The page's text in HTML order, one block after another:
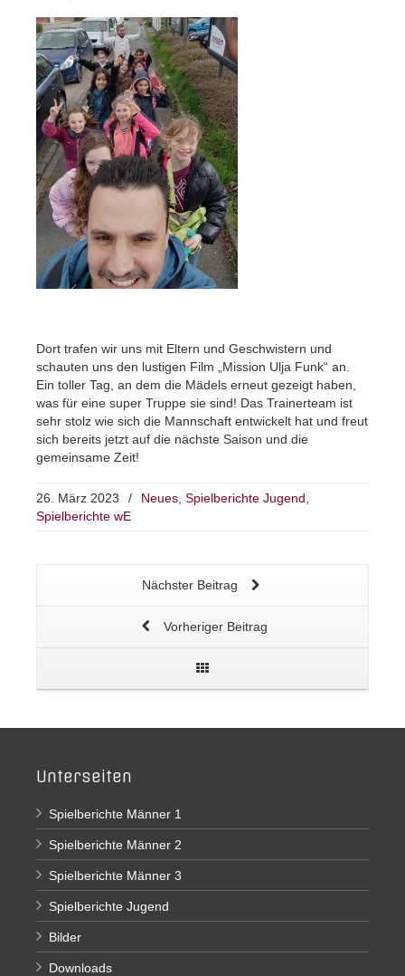
Dort trafen wir uns mit Eltern und Geschwistern und
schauten uns den lustigen Film „Mission Ulja Funk“ an.
Ein toller Tag, an dem die Mädels erneut gezeigt haben,
was für eine super Truppe sie sind! Das Trainerteam ist
sehr stolz wie sich die Mannschaft entwickelt hat und freut
sich bereits jetzt auf die nächste Saison und die
gemeinsame Zeit!
26. März 2023 / Neues Spielberichte Jugend
Spielberichte wE
Nächster Beitrag
Vorheriger Beitrag
Unterseiten
Spielberichte Männer 1
Spielberichte Männer 2
Spielberichte Männer 3
Spielberichte Jugend
Bilder
Downloads